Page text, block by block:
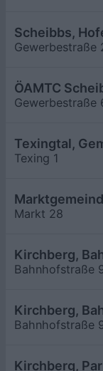
Scheibbs,
Gewerbestraße
ÖAMTC
Gewerbestraße
Texingtal,
Texing 1
Markt 28
Kirchberg,
Bahnhofstraße
Kirchberg,
Bahnhofstraße
Kirchberg,